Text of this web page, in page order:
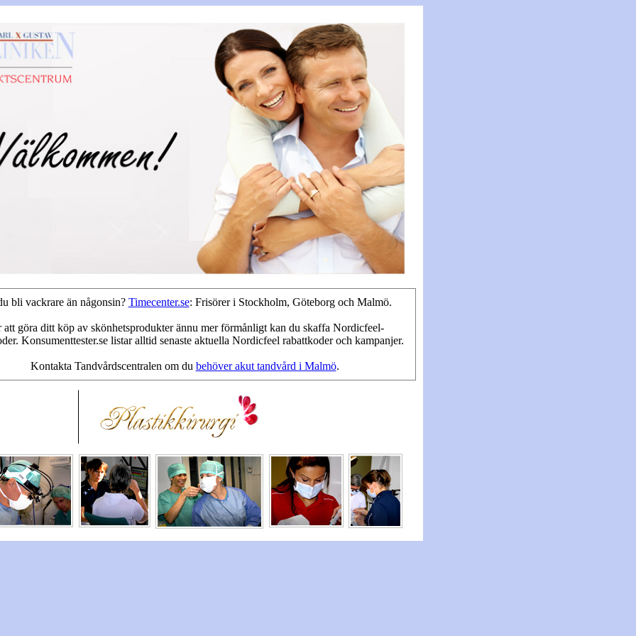
bli vackrare än någonsin? Timecenter.se: Frisörer i Stockholm, Göteborg och Malmö.
att göra ditt köp av skönhetsprodukter ännu mer förmånligt kan du skaffa Nordicfeel-
Konsumenttester.se listar alltid senaste aktuella Nordicfeel rabattkoder och kampanjer.
Kontakta Tandvårdscentralen om du behöver akut tandvård i Malmö.